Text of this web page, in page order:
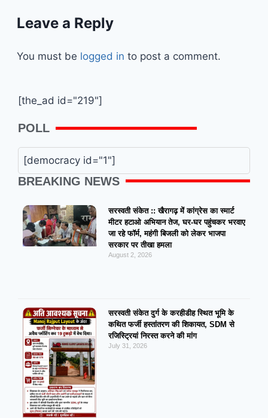
Leave a Reply
You must be logged in to post a comment.
[the_ad id="219"]
POLL
[democracy id="1"]
BREAKING NEWS
सरस्वती संकेत :: खैरागढ़ में कांग्रेस का स्मार्ट
मीटर हटाओ अभियान तेज, घर-घर पहुंचकर भरवाए
जा रहे फॉर्म, महंगी बिजली को लेकर भाजपा
सरकार पर तीखा हमला
August 2, 2026
सरस्वती संकेत दुर्ग के करहीडीह स्थित भूमि के
कथित फर्जी हस्तांतरण की शिकायत, SDM से
रजिस्ट्रियां निरस्त करने की मांग
July 31, 2026